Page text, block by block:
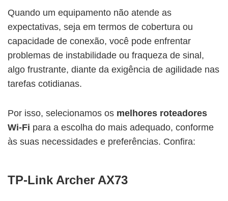
Quando um equipamento não atende as
expectativas, seja em termos de cobertura ou
capacidade de conexão, você pode enfrentar
problemas de instabilidade ou fraqueza de sinal,
algo frustrante, diante da exigência de agilidade nas
tarefas cotidianas.
Por isso, selecionamos os melhores roteadores
Wi-Fi para a escolha do mais adequado, conforme
às suas necessidades e preferências. Confira:
TP-Link Archer AX73